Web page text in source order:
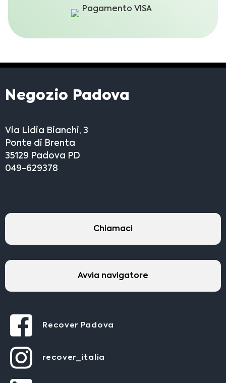
Negozio Padova
Via Lidia Bianchi, 3
Ponte di Brenta
35129 Padova PD
049-629378
Chiamaci
Avvia navigatore
Recover Padova
recover_italia